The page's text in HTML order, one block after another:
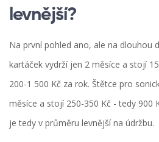
levnější?
Na první pohled ano, ale na dlouhou
kartáček vydrží jen 2 měsíce a stojí
200-1 500 Kč za rok. Štětce pro
měsíce a stojí 250-350 Kč - tedy 900
je tedy v průměru levnější na údržbu.